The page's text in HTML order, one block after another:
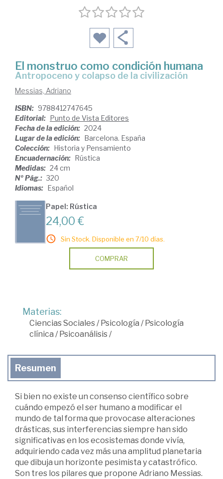
El monstruo como condición humana
Antropoceno y colapso de la civilización
Messias, Adriano
ISBN: 9788412747645
Editorial: Punto de Vista Editores
Fecha de la edición: 2024
Lugar de la edición: Barcelona. España
Colección: Historia y Pensamiento
Encuadernación: Rústica
Medidas: 24 cm
Nº Pág.: 320
Idiomas: Español
Papel: Rústica
24,00 €
Sin Stock. Disponible en 7/10 días.
COMPRAR
Materias:
Ciencias Sociales/ Psicología / Psicología
clínica / Psicoanálisis/
Resumen
Si bien no existe un consenso científico sobre
cuándo empezó el ser humano a modificar el
mundo de tal forma que provocase alteraciones
drásticas, sus interferencias siempre han sido
significativas en los ecosistemas donde vivía,
adquiriendo cada vez más una amplitud planetaria
que dibuja un horizonte pesimista y catastrófico.
Son tres los pilares que propone Adriano Messias.